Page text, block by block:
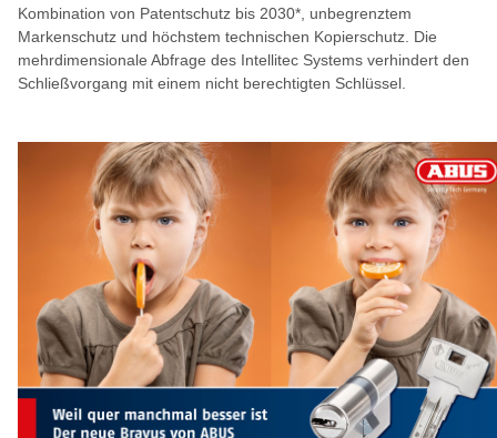
Kombination von Patentschutz bis 2030*, unbegrenztem
Markenschutz und höchstem technischen Kopierschutz. Die
mehrdimensionale Abfrage des Intellitec Systems verhindert den
Schließvorgang mit einem nicht berechtigten Schlüssel.